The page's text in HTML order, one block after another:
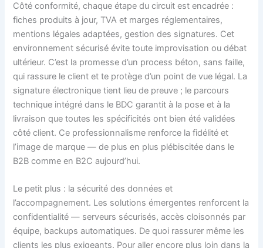
Côté conformité, chaque étape du circuit est encadrée :
fiches produits à jour, TVA et marges réglementaires,
mentions légales adaptées, gestion des signatures. Cet
environnement sécurisé évite toute improvisation ou débat
ultérieur. C’est la promesse d’un process béton, sans faille,
qui rassure le client et te protège d’un point de vue légal. La
signature électronique tient lieu de preuve ; le parcours
technique intégré dans le BDC garantit à la pose et à la
livraison que toutes les spécificités ont bien été validées
côté client. Ce professionnalisme renforce la fidélité et
l’image de marque — de plus en plus plébiscitée dans le
B2B comme en B2C aujourd’hui.
Le petit plus : la sécurité des données et
l’accompagnement. Les solutions émergentes renforcent la
confidentialité — serveurs sécurisés, accès cloisonnés par
équipe, backups automatiques. De quoi rassurer même les
clients les plus exigeants. Pour aller encore plus loin dans la